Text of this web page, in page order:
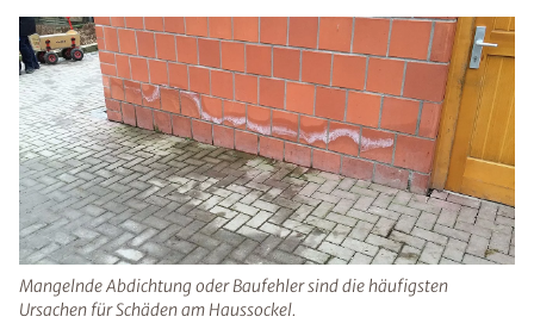
Mangelnde Abdichtung oder Baufehler sind die häufigsten
Ursachen für Schäden am Haussockel.